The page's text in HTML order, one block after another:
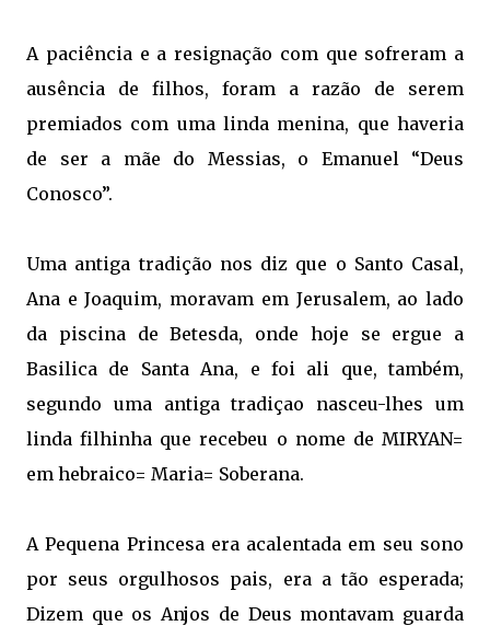
A paciência e a resignação com que sofreram a
ausência de filhos, foram a razão de serem
premiados com uma linda menina, que haveria
de ser a mãe do Messias, o Emanuel “Deus
Conosco”.
Uma antiga tradição nos diz que o Santo Casal,
Ana e Joaquim, moravam em Jerusalem, ao lado
da piscina de Betesda, onde hoje se ergue a
Basilica de Santa Ana, e foi ali que, também,
segundo uma antiga tradiçao nasceu-lhes um
linda filhinha que recebeu o nome de MIRYAN=
em hebraico= Maria= Soberana.
A Pequena Princesa era acalentada em seu sono
por seus orgulhosos pais, era a tão esperada;
Dizem que os Anjos de Deus montavam guarda